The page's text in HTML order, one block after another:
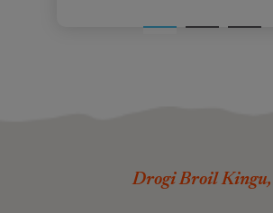
Drogi Broil Kingu,